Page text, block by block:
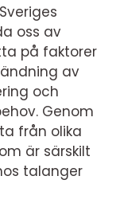
oss av
på faktorer
av
och
Genom
från olika
är särskilt
talanger